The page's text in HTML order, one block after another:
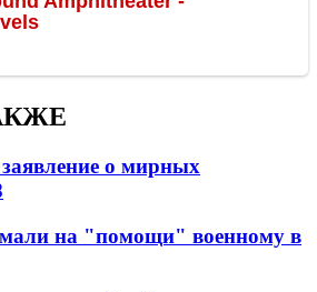
о мирных
на "помощи" военному в